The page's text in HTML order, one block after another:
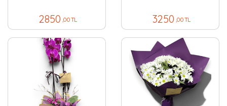
2850 ,00 TL 3250 ,00 TL